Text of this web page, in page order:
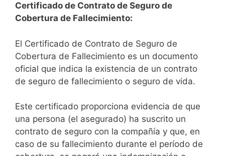
Certificado de Contrato de Seguro de
Cobertura de Fallecimiento:
El Certificado de Contrato de Seguro de
Cobertura de Fallecimiento es un documento
oficial que indica la existencia de un contrato
de seguro de fallecimiento o seguro de vida.
Este certificado proporciona evidencia de que
una persona (el asegurado) ha suscrito un
contrato de seguro con la compañía y que, en
caso de su fallecimiento durante el período de